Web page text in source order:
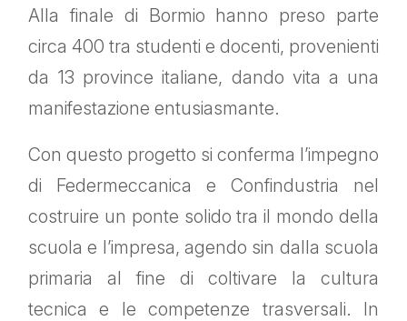
Alla finale di Bormio hanno preso parte
circa 400 tra studenti e docenti, provenienti
da 13 province italiane, dando vita a una
manifestazione entusiasmante.
Con questo progetto si conferma l’impegno
di Federmeccanica e Confindustria nel
costruire un ponte solido tra il mondo della
scuola e l’impresa, agendo sin dalla scuola
primaria al fine di coltivare la cultura
tecnica e le competenze trasversali. In